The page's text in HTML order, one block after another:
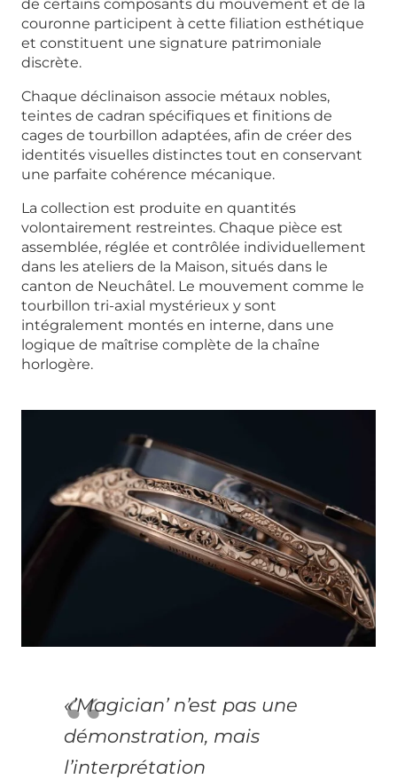
de certains composants du mouvement et de la
couronne participent à cette filiation esthétique
et constituent une signature patrimoniale
discrète.
Chaque déclinaison associe métaux nobles,
teintes de cadran spécifiques et finitions de
cages de tourbillon adaptées, afin de créer des
identités visuelles distinctes tout en conservant
une parfaite cohérence mécanique.
La collection est produite en quantités
volontairement restreintes. Chaque pièce est
assemblée, réglée et contrôlée individuellement
dans les ateliers de la Maison, situés dans le
canton de Neuchâtel. Le mouvement comme le
tourbillon tri-axial mystérieux y sont
intégralement montés en interne, dans une
logique de maîtrise complète de la chaîne
horlogère.
«’Magician’ n’est pas une
démonstration, mais
l’interprétation